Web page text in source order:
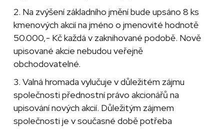
2. Na zvýšení základního jmění bude upsáno 8 ks
kmenových akcií na jméno o jmenovité hodnotě
50.000,- Kč každá v zaknihované podobě. Nově
upisované akcie nebudou veřejně
obchodovatelné.
3. Valná hromada vylučuje v důležitém zájmu
společnosti přednostní právo akcionářů na
upisování nových akcií. Důležitým zájmem
společnosti je v současné době potřeba